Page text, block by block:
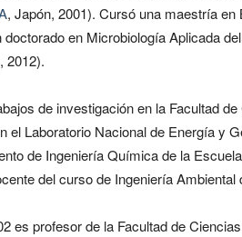
, Japón, 2001). Cursó una maestría
doctorado en Microbiología Aplicada
2012).
de investigación en la Facultad
el Laboratorio Nacional de Energía y
de Ingeniería Química de la
del curso de Ingeniería
es profesor de la Facultad de